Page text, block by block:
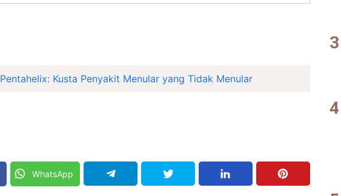
Kusta Penyakit Menular yang Tidak Menular
WhatsApp